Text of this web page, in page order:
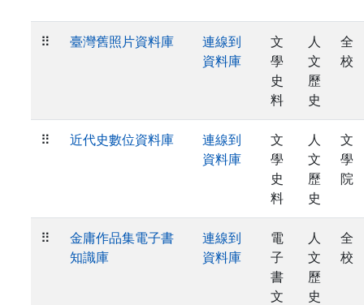
⠿ 臺灣舊照片資料庫
連線到
資料庫
文
學
史
料
人
文
歷
史
全
校
⠿ 近代史數位資料庫
連線到
資料庫
文
學
史
料
人
文
歷
史
文
學
院
⠿
金庸作品集電子書
知識庫
連線到
資料庫
電
子
書
文
人
文
歷
史
全
校